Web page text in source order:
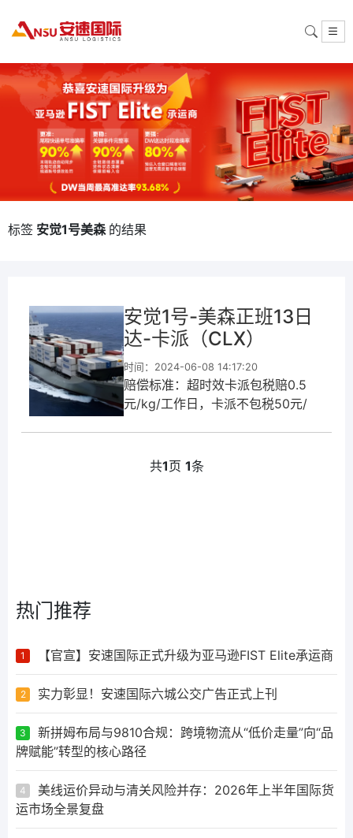
标签 安觉1号美森 的结果
安觉1号-美森正班13日
达-卡派（CLX）
时间：2024-06-08 14:17:20
赔偿标准：超时效卡派包税赔0.5
元/kg/工作日，卡派不包税50元/
事项：①不含关税，查验费
共1页 1条
热门推荐
1 【官宣】安速国际正式升级为亚马逊FIST Elite承运商
2 实力彰显！安速国际六城公交广告正式上刊
3
新拼姆布局与9810合规：跨境物流从“低价走量”向“品
牌赋能”转型的核心路径
4
美线运价异动与清关风险并存：2026年上半年国际货
运市场全景复盘